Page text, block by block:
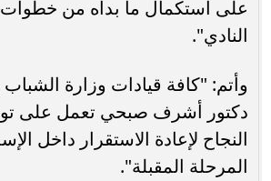
على استكمال ما بدأه من
النادي".
وأتم: "كافة قيادات وزارة الشباب
دكتور أشرف صبحي تعمل على
النجاح لإعادة الاستقرار داخل
المرحلة المقبلة".